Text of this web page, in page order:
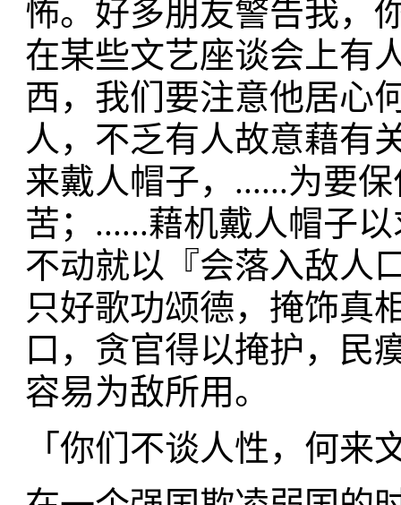
怖。好多朋友警告我，
在某些文艺座谈会上有
西，我们要注意他居心
人，不乏有人故意藉有
来戴人帽子，......为要
苦；......藉机戴人帽子
不动就以『会落入敌人
只好歌功颂德，掩饰真
口，贪官得以掩护，民
容易为敌所用。
「你们不谈人性，何来